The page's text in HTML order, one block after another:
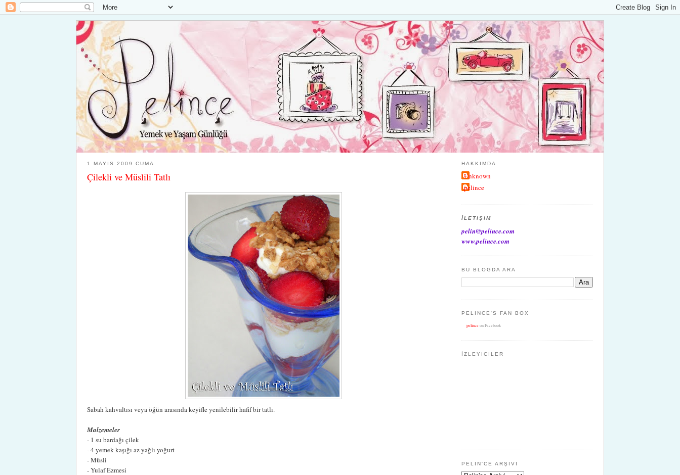
1 MAYIS 2009 CUMA
Çilekli ve Müslili Tatlı
Sabah kahvaltısı veya öğün arasında keyifle yenilebilir hafif bir tatlı.
Malzemeler
- 1 su bardağı çilek
- 4 yemek kaşığı az yağlı yoğurt
- Müsli
- Yulaf Ezmesi
HAKKIMDA
Unknown
pelince
İLETIŞIM
pelin@pelince.com
www.pelince.com
BU BLOGDA ARA
PELINCE'S FAN BOX
pelince on Facebook
İZLEYICILER
PELIN'CE ARŞIVI